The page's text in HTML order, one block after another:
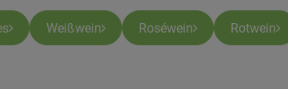
Weißwein Roséwein Rotwein